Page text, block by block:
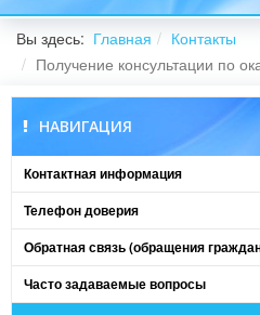
Вы здесь: Главная
Контакты
Получение консультации по
НАВИГАЦИЯ
Контактная информация
Телефон доверия
Обратная связь (обращения
Часто задаваемые вопросы